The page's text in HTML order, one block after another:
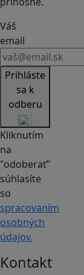
Váš
email
Prihláste
sa k
odberu
Kliknutím
na
"odoberať"
súhlasíte
so
spracovaním
osobných
údajov.
Kontakt